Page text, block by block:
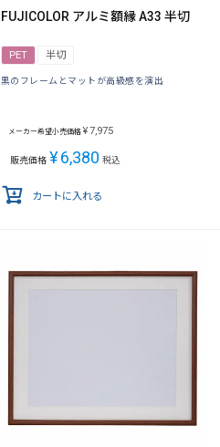
FUJICOLOR アルミ額縁 A33 半切
PET 半切
黒のフレームとマットが高級感を演出
メーカー希望小売価格 ¥7,975
販売価格 ¥6,380 税込
カートに入れる